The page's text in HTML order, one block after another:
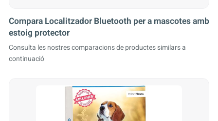
Compara Localitzador Bluetooth per a mascotes amb
estoig protector
Consulta les nostres comparacions de productes similars a
continuació